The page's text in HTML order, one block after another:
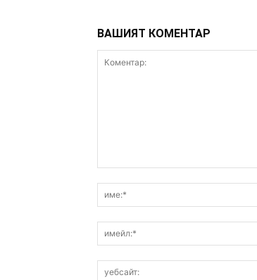
ВАШИЯТ КОМЕНТАР